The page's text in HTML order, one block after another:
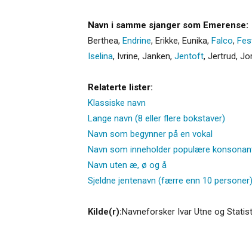
Navn i samme sjanger som Emerense:
Berthea, Endrine, Erikke, Eunika, Falco,
Iselina, Ivrine, Janken, Jentoft, Jertrud,
Relaterte lister:
Klassiske navn
Lange navn (8 eller flere bokstaver)
Navn som begynner på en vokal
Navn som inneholder populære
Navn uten æ, ø og å
Sjeldne jentenavn (færre enn 10 personer)
Kilde(r):Navneforsker Ivar Utne og